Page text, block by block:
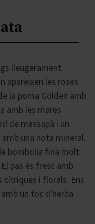
lleugerament
apareixen les roses
la poma Golden amb
amb les mares
de massapà i un
una nota mineral.
bombolla fina molt
pas és fresc amb
cítriques i florals. Ens
un toc d'herba